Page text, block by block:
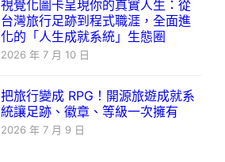
視覺化圖卡呈現你的真實人生：從
台灣旅行足跡到程式職涯，全面進
化的「人生成就系統」生態圈
2026 年 7 月 10 日
把旅行變成 RPG！開源旅遊成就系
統讓足跡、徽章、等級一次擁有
2026 年 7 月 9 日